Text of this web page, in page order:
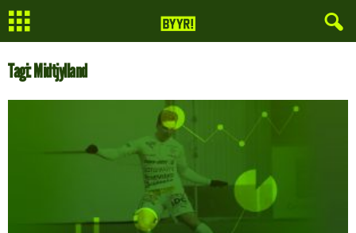
Tagi: Midtjylland